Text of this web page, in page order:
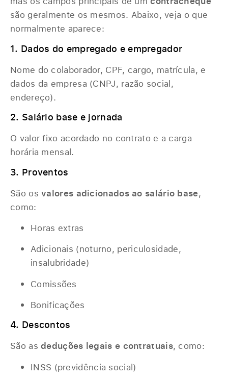
são geralmente os mesmos. Abaixo, veja o que
normalmente aparece:
1. Dados do empregado e empregador
Nome do colaborador, CPF, cargo, matrícula, e
dados da empresa (CNPJ, razão social,
endereço).
2. Salário base e jornada
O valor fixo acordado no contrato e a carga
horária mensal.
3. Proventos
São osvalores adicionados ao salário base,
como:
Horas extras
Adicionais (noturno, periculosidade,
insalubridade)
Comissões
Bonificações
4. Descontos
São asdeduções legais e contratuais, como:
INSS (previdência social)